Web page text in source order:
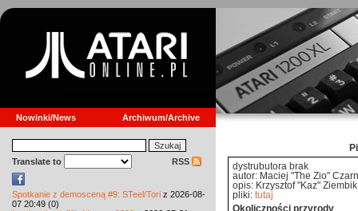
Nowinki/News Archiwum/Archive
Translate to RSS
Spotkanie z demosceną #9: STeel/Tori z 2026-08-
07 20:49 (0)
dystrubutora brak
autor: Maciej "The Zio"
opis: Krzysztof "Kaz" Ziembik
pliki: tutaj
Okoliczności przyrody